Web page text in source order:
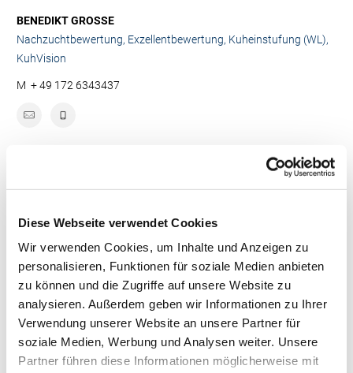
Diese Webseite verwendet Cookies
Wir verwenden Cookies, um Inhalte und Anzeigen zu
personalisieren, Funktionen für soziale Medien anbieten
zu können und die Zugriffe auf unsere Website zu
analysieren. Außerdem geben wir Informationen zu Ihrer
Verwendung unserer Website an unsere Partner für
soziale Medien, Werbung und Analysen weiter. Unsere
Partner führen diese Informationen möglicherweise mit
BENEDIKT GROSSE
Nachzuchtbewertung, Exzellentbewertung, Kuheinstufung (WL),
KuhVision
M + 49 172 6343437